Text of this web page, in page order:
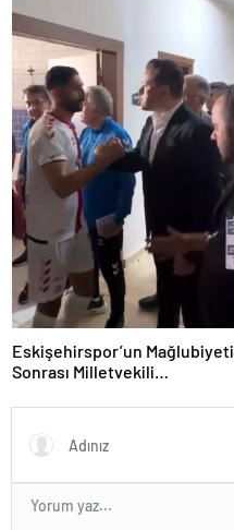
Eskişehirspor’un Mağlubiyeti
Sonrası Milletvekili